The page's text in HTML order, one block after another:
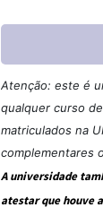
Atenção: este é
qualquer curso
matriculados na
complementares
A universidade
atestar que houve